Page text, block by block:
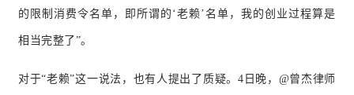
的限制消费令名单，即所谓的‘老赖’名单，我的创业过程算是
相当完整了”。
对于“老赖”这一说法，也有人提出了质疑。4日晚，@曾杰律师